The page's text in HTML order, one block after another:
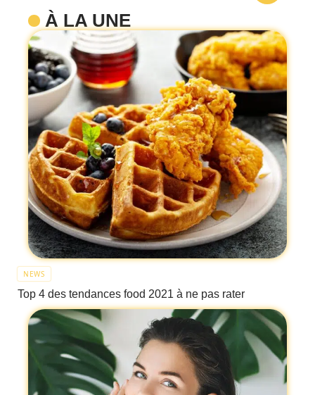
À LA UNE
NEWS
Top 4 des tendances food 2021 à ne pas rater